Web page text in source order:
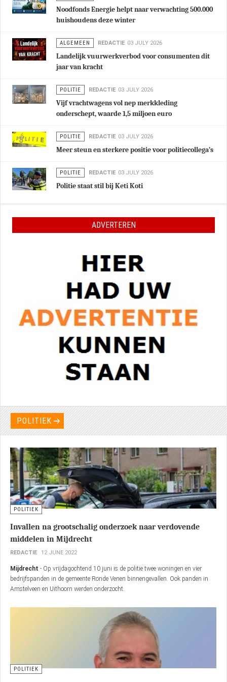
Noodfonds Energie helpt naar verwachting 500.000
huishoudens deze winter
ALGEMEEN REDACTIE 03 JULY 2026
Landelijk vuurwerkverbod voor consumenten dit
jaar van kracht
POLITIE REDACTIE 03 JULY 2026
Vijf vrachtwagens vol nep merkkleding
onderschept, waarde 1,5 miljoen euro
POLITIE REDACTIE 03 JULY 2026
Meer steun en sterkere positie voor politiecollega’s
POLITIE REDACTIE 03 JULY 2026
Politie staat stil bij Keti Koti
ADVERTEREN
POLITIEK
POLITIEK
Invallen na grootschalig onderzoek naar verdovende
middelen in Mijdrecht
REDACTIE 12 JUNE 2022
Mijdrecht - Op vrijdagochtend 10 juni is de politie twee woningen en vier
bedrijfspanden in de gemeente Ronde Venen binnengevallen. Ook panden in
Amstelveen en Uithoorn werden onderzocht.
POLITIEK